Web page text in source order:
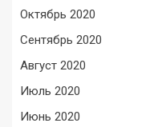
Октябрь 2020
Сентябрь 2020
Август 2020
Июль 2020
Июнь 2020